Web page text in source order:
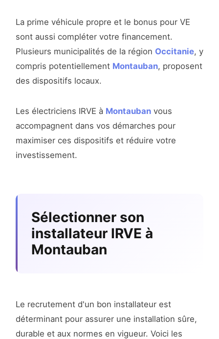
La prime véhicule propre et le bonus pour VE
sont aussi compléter votre financement.
Plusieurs municipalités de la région Occitanie, y
compris potentiellement Montauban, proposent
des dispositifs locaux.
Les électriciens IRVE à Montauban vous
accompagnent dans vos démarches pour
maximiser ces dispositifs et réduire votre
investissement.
Sélectionner son
installateur IRVE à
Montauban
Le recrutement d'un bon installateur est
déterminant pour assurer une installation sûre,
durable et aux normes en vigueur. Voici les